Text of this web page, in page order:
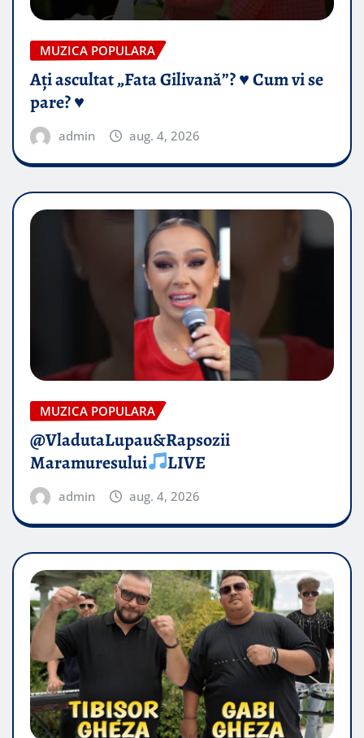
MUZICA POPULARA
Ați ascultat „Fata Gilivană”? ♥️ Cum vi se
pare? ♥️
admin aug. 4, 2026
MUZICA POPULARA
@VladutaLupau&Rapsozii
Maramuresului
LIVE
admin aug. 4, 2026